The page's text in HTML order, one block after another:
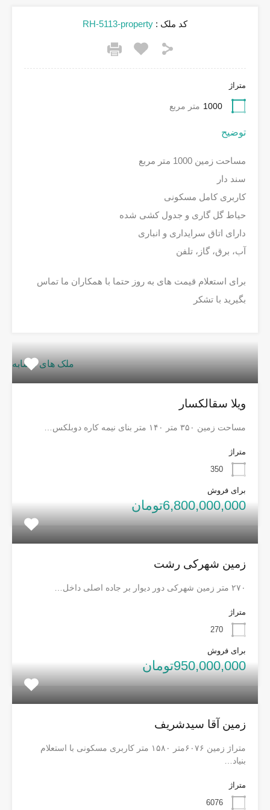
کد ملک :
متراژ
1000 متر مربع
توضیح
مساحت زمین 1000 متر مربع
سند دار
کاربری کامل مسکونی
حیاط گل گاری و جدول کشی شده
دارای اتاق سرایداری و انباری
آب، برق، گاز، تلفن
برای استعلام قیمت های به روز حتما با همکاران ما تماس
بگیرید با تشکر
ملک های مشابه
ویلا سقالکسار
مساحت زمین ۳۵۰ متر ۱۴۰ متر بنای نیمه کاره دوبلکس…
متراژ
350
برای فروش
6,800,000,000تومان
زمین شهرکی رشت
۲۷۰ متر زمین شهرکی دور دیوار بر جاده اصلی داخل…
متراژ
270
برای فروش
950,000,000تومان
زمین آقا سیدشریف
متراژ زمین ۶۰۷۶متر ۱۵۸۰ متر کاربری مسکونی با استعلام
بنیاد…
متراژ
6076